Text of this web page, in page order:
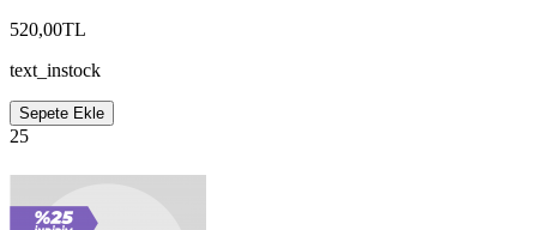
520,00TL
text_instock
Sepete Ekle
25